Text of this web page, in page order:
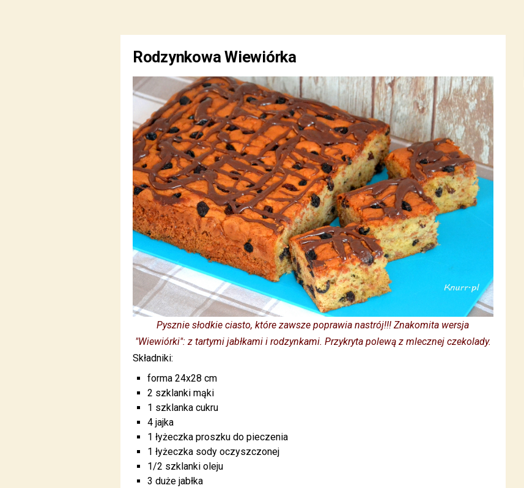
Rodzynkowa Wiewiórka
Pysznie słodkie ciasto, które zawsze poprawia nastrój!!! Znakomita wersja
"Wiewiórki": z tartymi jabłkami i rodzynkami. Przykryta polewą z mlecznej czekolady.
Składniki:
forma 24x28 cm
2 szklanki mąki
1 szklanka cukru
4 jajka
1 łyżeczka proszku do pieczenia
1 łyżeczka sody oczyszczonej
1/2 szklanki oleju
3 duże jabłka